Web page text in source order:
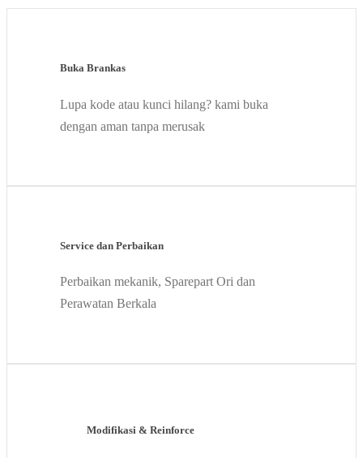
Buka Brankas
Lupa kode atau kunci hilang? kami buka
dengan aman tanpa merusak
Service dan Perbaikan
Perbaikan mekanik, Sparepart Ori dan
Perawatan Berkala
Modifikasi & Reinforce